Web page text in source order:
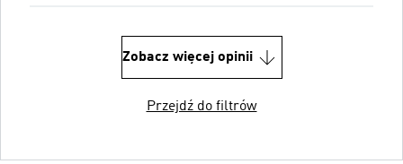
Zobacz więcej opinii
Przejdź do filtrów